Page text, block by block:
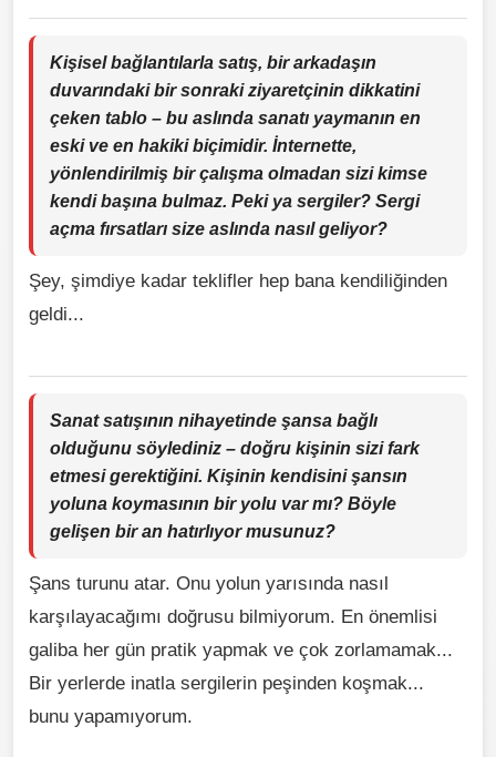
Kişisel bağlantılarla satış, bir arkadaşın
duvarındaki bir sonraki ziyaretçinin dikkatini
çeken tablo – bu aslında sanatı yaymanın en
eski ve en hakiki biçimidir. İnternette,
yönlendirilmiş bir çalışma olmadan sizi kimse
kendi başına bulmaz. Peki ya sergiler? Sergi
açma fırsatları size aslında nasıl geliyor?
Şey, şimdiye kadar teklifler hep bana kendiliğinden
geldi...
Sanat satışının nihayetinde şansa bağlı
olduğunu söylediniz – doğru kişinin sizi fark
etmesi gerektiğini. Kişinin kendisini şansın
yoluna koymasının bir yolu var mı? Böyle
gelişen bir an hatırlıyor musunuz?
Şans turunu atar. Onu yolun yarısında nasıl
karşılayacağımı doğrusu bilmiyorum. En önemlisi
galiba her gün pratik yapmak ve çok zorlamamak...
Bir yerlerde inatla sergilerin peşinden koşmak...
bunu yapamıyorum.